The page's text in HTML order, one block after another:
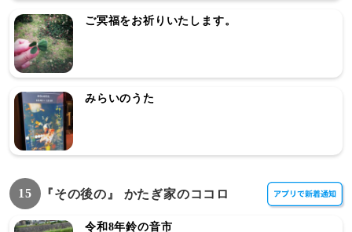
ご冥福をお祈りいたします。
みらいのうた
15 『その後の』 かたぎ家のココロ
令和8年鈴の音市